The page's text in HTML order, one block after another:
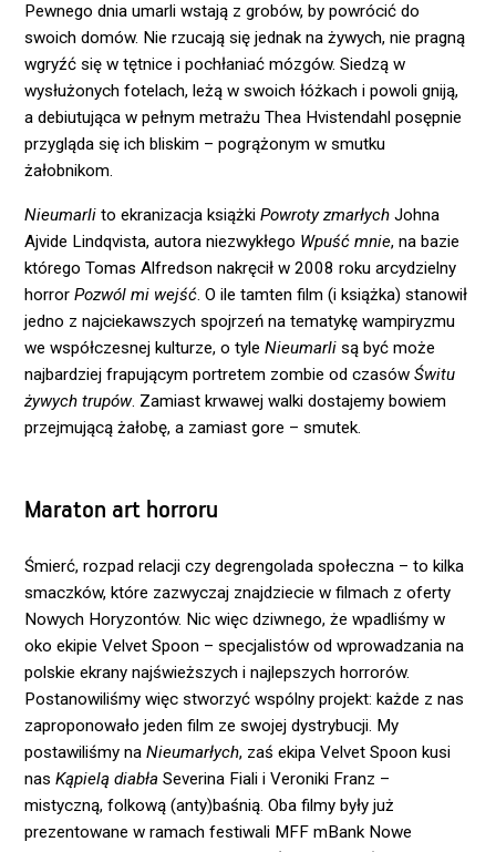
Pewnego dnia umarli wstają z grobów, by powrócić do
swoich domów. Nie rzucają się jednak na żywych, nie pragną
wgryźć się w tętnice i pochłaniać mózgów. Siedzą w
wysłużonych fotelach, leżą w swoich łóżkach i powoli gniją,
a debiutująca w pełnym metrażu Thea Hvistendahl posępnie
przygląda się ich bliskim – pogrążonym w smutku
żałobnikom.
Nieumarli to ekranizacja książkiPowroty zmarłych Johna
Ajvide Lindqvista, autora niezwykłego Wpuść mnie, na bazie
którego Tomas Alfredson nakręcił w 2008 roku arcydzielny
horrorPozwól mi wejść. O ile tamten film (i książka) stanowił
jedno z najciekawszych spojrzeń na tematykę wampiryzmu
we współczesnej kulturze, o tyleNieumarli są być może
najbardziej frapującym portretem zombie od czasówŚwitu
żywych trupów. Zamiast krwawej walki dostajemy bowiem
przejmującą żałobę, a zamiast gore – smutek.
Maraton art horroru
Śmierć, rozpad relacji czy degrengolada społeczna – to kilka
smaczków, które zazwyczaj znajdziecie w filmach z oferty
Nowych Horyzontów. Nic więc dziwnego, że wpadliśmy w
oko ekipie Velvet Spoon – specjalistów od wprowadzania na
polskie ekrany najświeższych i najlepszych horrorów.
Postanowiliśmy więc stworzyć wspólny projekt: każde z nas
zaproponowało jeden film ze swojej dystrybucji. My
postawiliśmy naNieumarłych, zaś ekipa Velvet Spoon kusi
nasKąpielą diabła Severina Fiali i Veroniki Franz –
mistyczną, folkową (anty)baśnią. Oba filmy były już
prezentowane w ramach festiwali MFF mBank Nowe